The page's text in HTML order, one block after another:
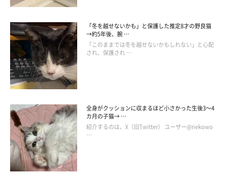
作者プロフィール
猫野ココ
神奈川県在住のフリーランスのイラストレーター。
「冬を越せないかも」と保護した推定8才の野良猫
→約5年後、腕 …
「このままでは冬を越せないかもしれない」と心配
され、保護され …
全身がクッションに収まるほど小さかった生後3～4
カ月の子猫→ …
紹介するのは、X（旧Twitter） ユーザー@nekowo
…